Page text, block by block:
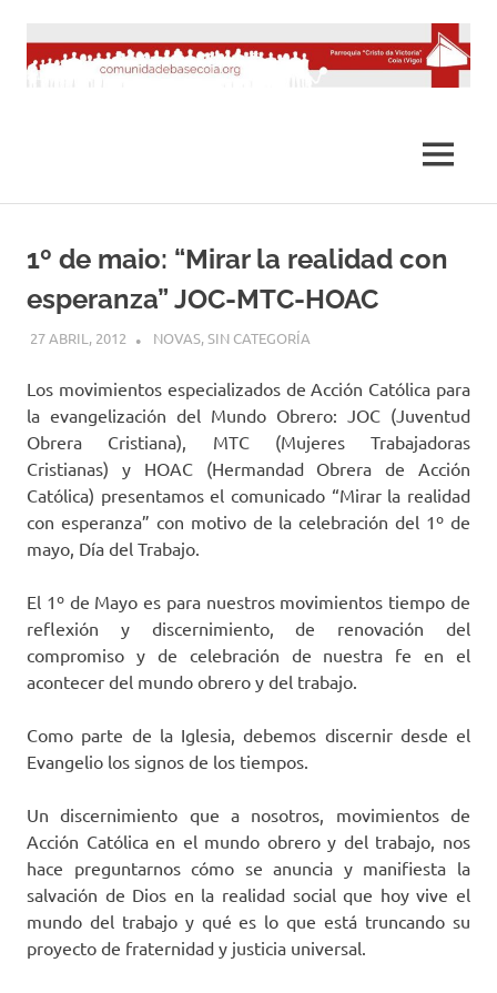
contenido
MENÚ
1º de maio: “Mirar la realidad con
esperanza” JOC-MTC-HOAC
27 ABRIL, 2012 DESARROLLO
NOVAS,SIN CATEGORÍA
Los movimientos especializados de Acción Católica para
la evangelización del Mundo Obrero: JOC (Juventud
Obrera Cristiana), MTC (Mujeres Trabajadoras
Cristianas) y HOAC (Hermandad Obrera de Acción
Católica) presentamos el comunicado “Mirar la realidad
con esperanza” con motivo de la celebración del 1º de
mayo, Día del Trabajo.
El 1º de Mayo es para nuestros movimientos tiempo de
reflexión y discernimiento, de renovación del
compromiso y de celebración de nuestra fe en el
acontecer del mundo obrero y del trabajo.
Como parte de la Iglesia, debemos discernir desde el
Evangelio los signos de los tiempos.
Un discernimiento que a nosotros, movimientos de
Acción Católica en el mundo obrero y del trabajo, nos
hace preguntarnos cómo se anuncia y manifiesta la
salvación de Dios en la realidad social que hoy vive el
mundo del trabajo y qué es lo que está truncando su
proyecto de fraternidad y justicia universal.